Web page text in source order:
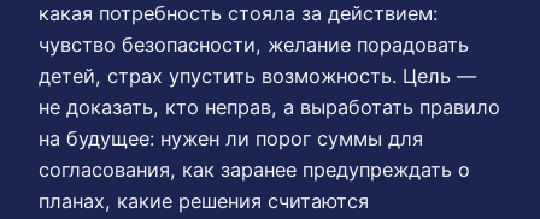
какая потребность стояла за действием:
чувство безопасности, желание порадовать
детей, страх упустить возможность. Цель —
не доказать, кто неправ, а выработать правило
на будущее: нужен ли порог суммы для
согласования, как заранее предупреждать о
планах, какие решения считаются